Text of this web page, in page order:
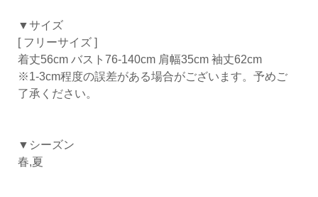
▼サイズ
[ フリーサイズ ]
着丈56cm バスト76-140cm 肩幅35cm 袖丈62cm
※1-3cm程度の誤差がある場合がございます。予めご
了承ください。
▼シーズン
春,夏